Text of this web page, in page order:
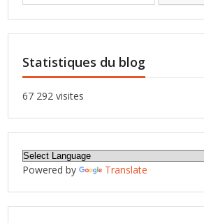
Statistiques du blog
67 292 visites
Powered by Translate